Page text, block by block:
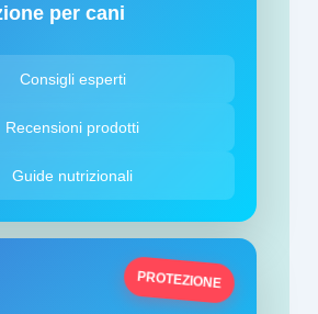
per cani
Consigli esperti
Recensioni prodotti
Guide nutrizionali
PROTEZIONE